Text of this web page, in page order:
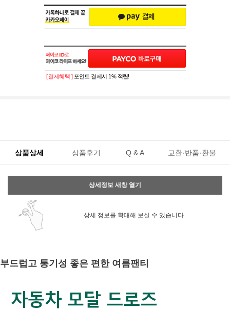
페이코 ID로 페
[ 결제혜택 ] 포인트 결제시 1% 적립!
상품상세 상품후기 Q & A 교환·반품·환불
상세정보 새창 열기
상세 정보를 확대해 보실 수 있습니다.
부드럽고 통기성 좋은 편한 여름팬티